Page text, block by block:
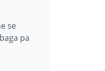
se
pa